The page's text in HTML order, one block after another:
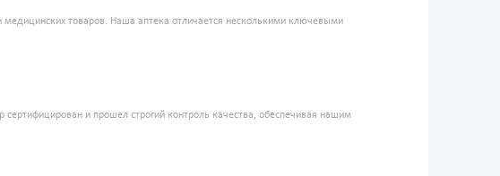
медицинских товаров. Наша аптека отличается несколькими ключевыми
сертифицирован и прошел строгий контроль качества, обеспечивая нашим